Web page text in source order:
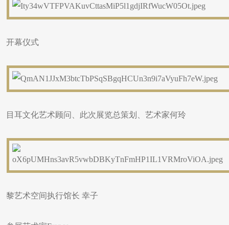
开幕仪式
目耳文化艺术顾问、此次展览总策划、艺术家何玲
黎艺术空间执行馆长 幸子